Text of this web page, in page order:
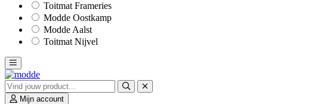
Toitmat Frameries
Modde Oostkamp
Modde Aalst
Toitmat Nijvel
Mijn account